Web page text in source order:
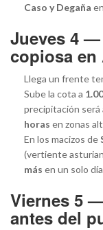
Caso y Degaña
Jueves 4 —
copiosa en
Llega un frente
Sube la cota a
precipitación será
horas en zonas
En los macizos de
(vertiente
más en un solo
Viernes 5
antes del